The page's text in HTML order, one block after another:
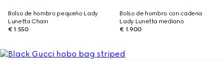
Bolso de hombro pequeño Lady
Lunetta Chain
€ 1.550
Bolso de hombro con cadena
Lady Lunetta mediano
€ 1.900